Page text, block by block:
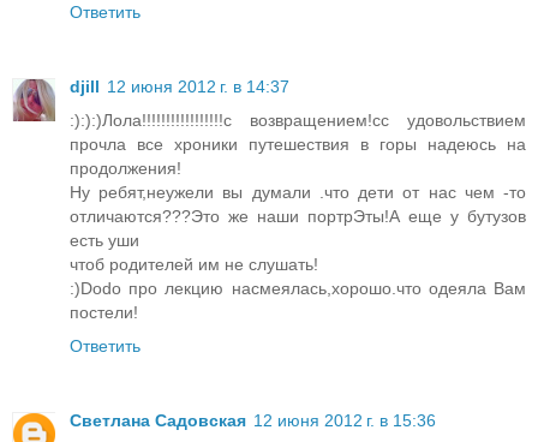
Ответить
djill 12 июня 2012 г. в 14:37
:):):)Лола!!!!!!!!!!!!!!!!!с возвращением!сс удовольствием
прочла все хроники путешествия в горы надеюсь на
продолжения!
Ну ребят,неужели вы думали .что дети от нас чем -то
отличаются???Это же наши портрЭты!А еще у бутузов
есть уши
чтоб родителей им не слушать!
:)Dodo про лекцию насмеялась,хорошо.что одеяла Вам
постели!
Ответить
Светлана Садовская 12 июня 2012 г. в 15:36